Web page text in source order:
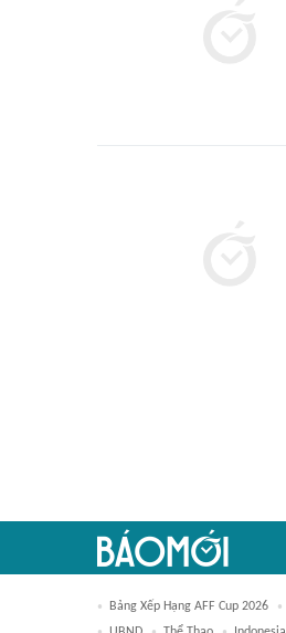
Bảng Xếp Hạng AFF Cup 2026